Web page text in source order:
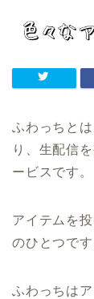
ふわっちと
り、生配信
ービスです。
アイテムを
のひとつです
ふわっちは